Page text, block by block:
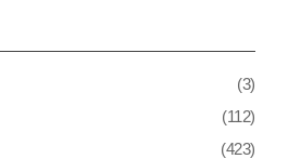
(3)
(112)
(423)